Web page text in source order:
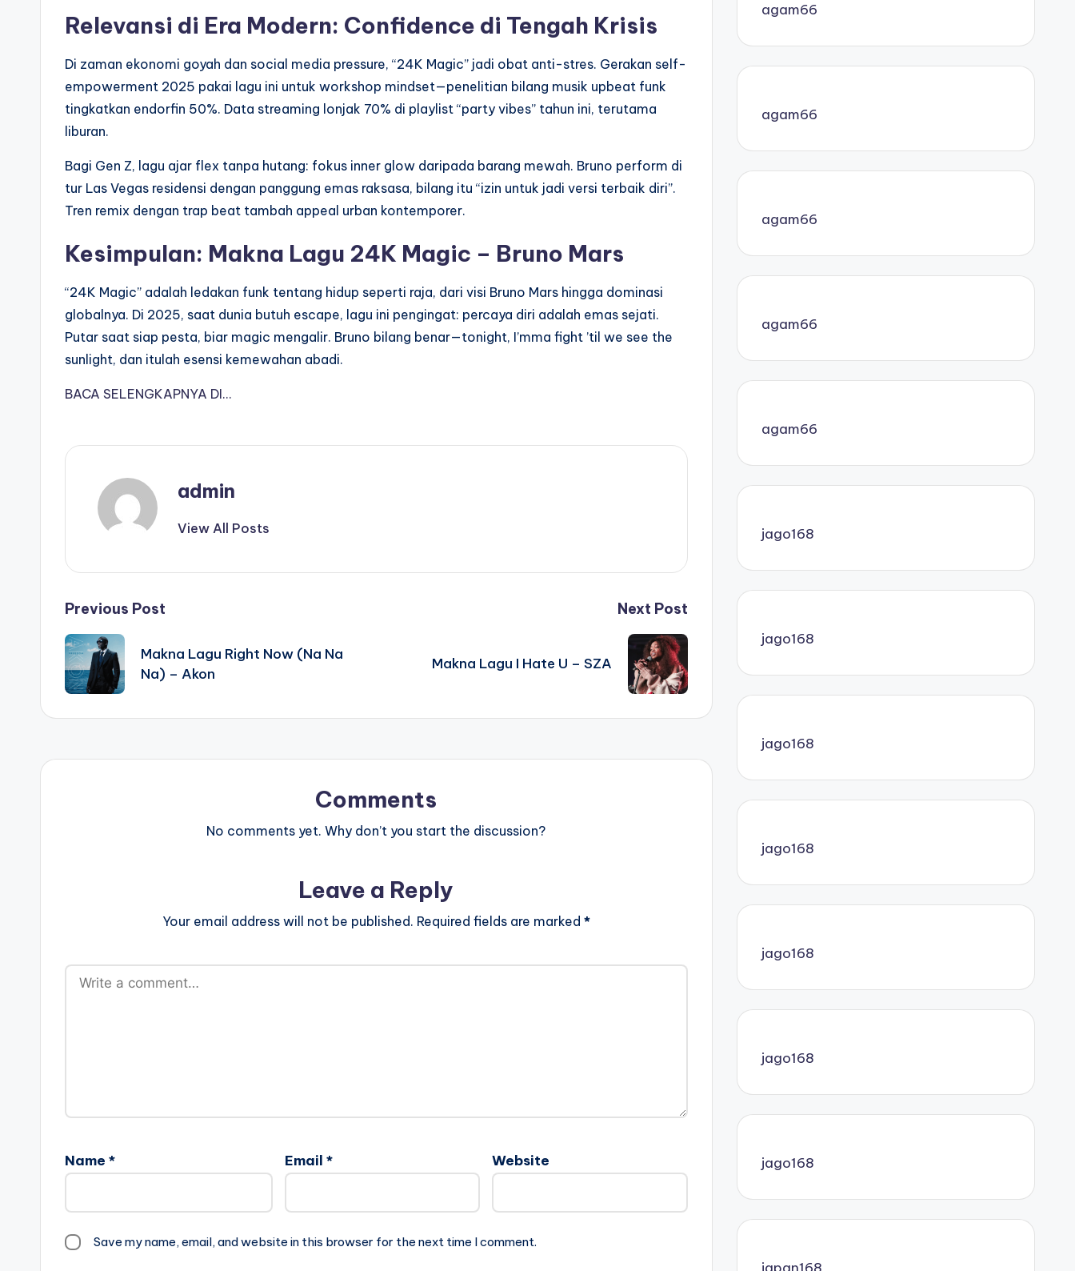
Relevansi di Era Modern: Confidence di Tengah Krisis
Di zaman ekonomi goyah dan social media pressure, “24K Magic” jadi obat anti-stres. Gerakan self-
empowerment 2025 pakai lagu ini untuk workshop mindset—penelitian bilang musik upbeat funk
tingkatkan endorfin 50%. Data streaming lonjak 70% di playlist “party vibes” tahun ini, terutama
liburan.
Bagi Gen Z, lagu ajar flex tanpa hutang: fokus inner glow daripada barang mewah. Bruno perform di
tur Las Vegas residensi dengan panggung emas raksasa, bilang itu “izin untuk jadi versi terbaik diri”.
Tren remix dengan trap beat tambah appeal urban kontemporer.
Kesimpulan: Makna Lagu 24K Magic – Bruno Mars
“24K Magic” adalah ledakan funk tentang hidup seperti raja, dari visi Bruno Mars hingga dominasi
globalnya. Di 2025, saat dunia butuh escape, lagu ini pengingat: percaya diri adalah emas sejati.
Putar saat siap pesta, biar magic mengalir. Bruno bilang benar—tonight, I’mma fight ’til we see the
sunlight, dan itulah esensi kemewahan abadi.
BACA SELENGKAPNYA DI…
admin
View All Posts
Post
navigation
Previous Post
Makna Lagu Right Now (Na Na
Na) – Akon
Next Post
Makna Lagu I Hate U – SZA
Comments
No comments yet. Why don’t you start the discussion?
Leave a Reply
Your email address will not be published. Required fields are marked *
Name * Email * Website
Save my name, email, and website in this browser for the next time I comment.
agam66
agam66
agam66
agam66
agam66
jago168
jago168
jago168
jago168
jago168
jago168
jago168